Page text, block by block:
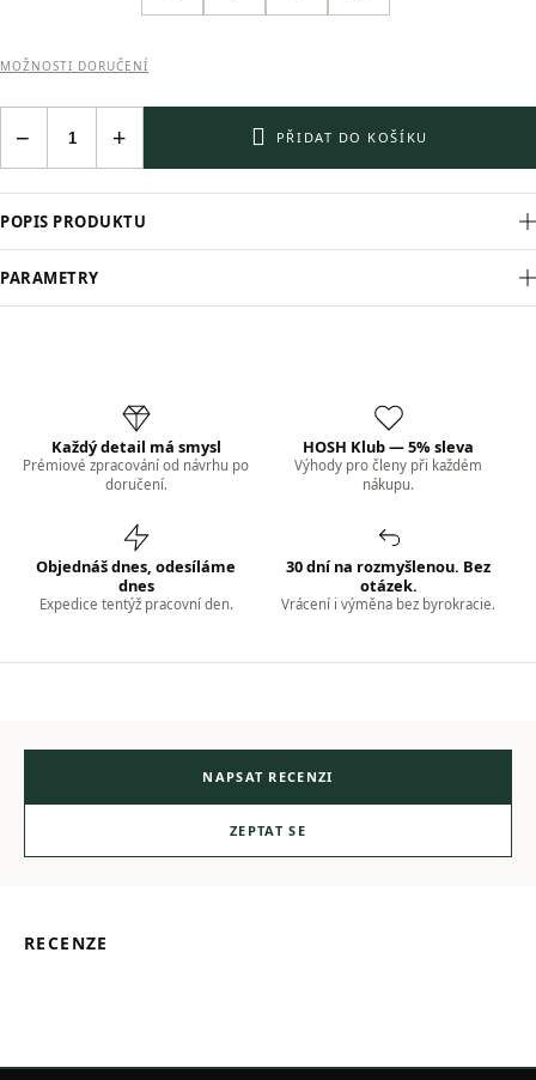
MOŽNOSTI DORUČENÍ
+
− PŘIDAT DO KOŠÍKU
POPIS PRODUKTU
PARAMETRY
Každý detail má smysl
Prémiové zpracování od návrhu po
doručení.
HOSH Klub — 5% sleva
Výhody pro členy při každém
nákupu.
Objednáš dnes, odesíláme
dnes
Expedice tentýž pracovní den.
30 dní na rozmyšlenou. Bez
otázek.
Vrácení i výměna bez byrokracie.
NAPSAT RECENZI
ZEPTAT SE
RECENZE